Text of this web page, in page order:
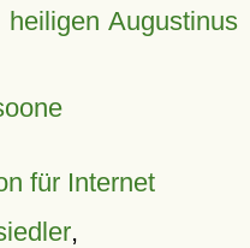
Augustinus
für Internet
,